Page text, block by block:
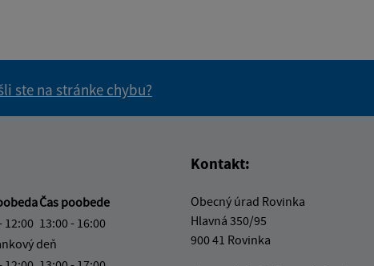
ste na stránke chybu?
Čas poobede
12:00 13:00 - 16:00
deň
Kontakt:
Obecný úrad Rovinka
Hlavná 350/95
900 41 Rovinka